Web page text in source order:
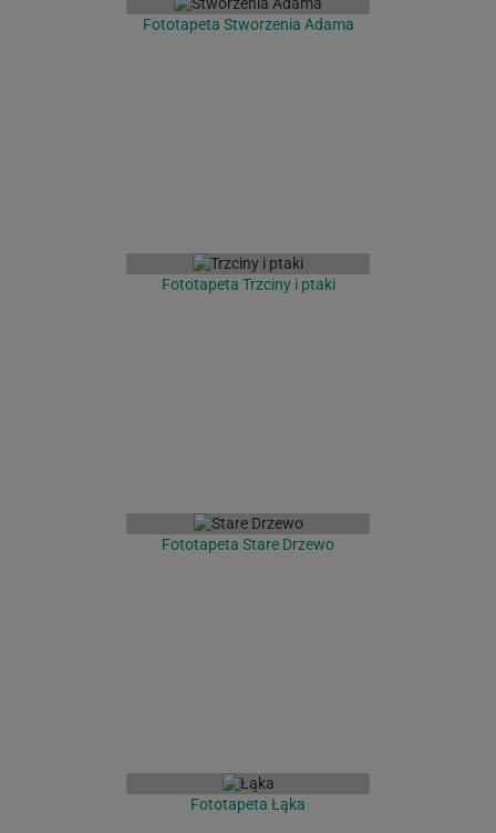
Fototapeta Stworzenia Adama
Fototapeta Trzciny i ptaki
Fototapeta Stare Drzewo
Fototapeta Łąka